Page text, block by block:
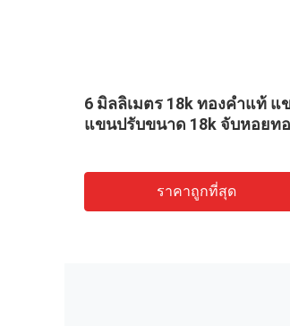
6 มิลลิเมตร 18k ทองคําแท้ แ
แขนปรับขนาด 18k จับหอยท
ราคาถูกที่สุด